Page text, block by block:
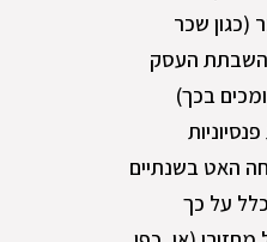
(כגון שכר
העסק
בכך)
האט בשנתיים
על כך